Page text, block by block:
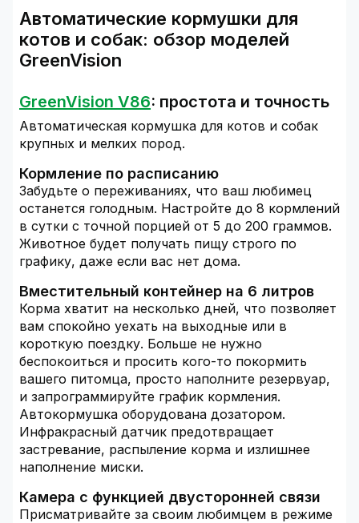
Автоматические кормушки для
котов и собак: обзор моделей
GreenVision
GreenVision V86: простота и точность
Автоматическая кормушка для котов и собак
крупных и мелких пород.
Кормление по расписанию
Забудьте о переживаниях, что ваш любимец
останется голодным. Настройте до 8 кормлений
в сутки с точной порцией от 5 до 200 граммов.
Животное будет получать пищу строго по
графику, даже если вас нет дома.
Вместительный контейнер на 6 литров
Корма хватит на несколько дней, что позволяет
вам спокойно уехать на выходные или в
короткую поездку. Больше не нужно
беспокоиться и просить кого-то покормить
вашего питомца, просто наполните резервуар,
и запрограммируйте график кормления.
Автокормушка оборудована дозатором.
Инфракрасный датчик предотвращает
застревание, распыление корма и излишнее
наполнение миски.
Камера с функцией двусторонней связи
Присматривайте за своим любимцем в режиме